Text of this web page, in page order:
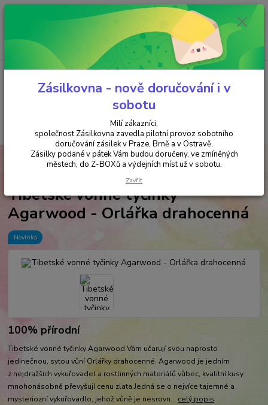
Minimální hodnota objednávky je 200 kč. Při nákupu nad 2000,- Kč je
požadována platba předem na účet.
Menu
+420 737 737 037
(Po-Pá, 9-18 hod.)
za
VYKUŘOVÁNÍ
Tibetské vonné tyčinky Agarwood - Orlářka
Tibetské vonné tyčinky
Agarwood - Orlářka drahocenná
Novinka
100% přírodní
Tibetské vonné tyčinky Agarwood Vám učarují svou naprosto
jedinečnou, sytou vůní Orlářky drahocenné. Agarwood je jedním
z nejdražších vykuřovadel a rostlinných materiálů vůbec, kvalitní kusy
mnohonásobně převyšují cenu zlata.Jedná se o nejvíce tajemné a
mysteriozní vykuřovadlo, jehož vůně je nesrovn... celý popis
Zásilkovna - nově doručování i v
sobotu
Milí zákazníci,
společnost Zásilkovna zavedla pilotní provoz sobotního
doručování zásilek v Praze, Brně a v Ostravě.
Zásilky podané v pátek Vám budou doručeny, ve zmíněných
městech, do Z-BOXů a výdejních míst už v sobotu.
Zavřít